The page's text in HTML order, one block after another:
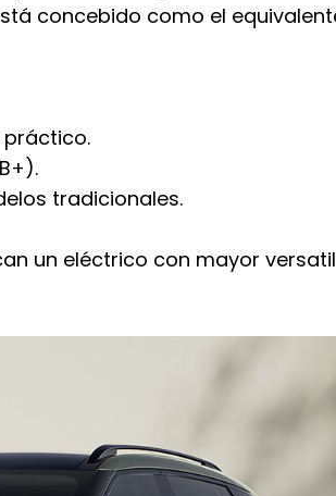
concebido como el
tradicionales.
un eléctrico con mayor